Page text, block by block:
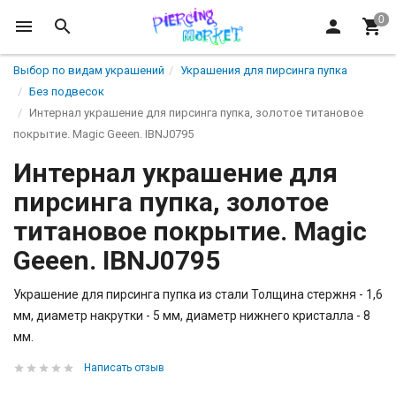
Выбор по видам украшений
Украшения для пирсинга пупка
Без подвесок
Интернал украшение для пирсинга пупка, золотое титановое
покрытие. Magic Geeen. IBNJ0795
Интернал украшение для
пирсинга пупка, золотое
титановое покрытие. Magic
Geeen. IBNJ0795
Украшение для пирсинга пупка из стали Толщина стержня - 1,6
мм, диаметр накрутки - 5 мм, диаметр нижнего кристалла - 8
мм.
Написать отзыв